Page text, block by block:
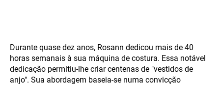
Durante quase dez anos, Rosann dedicou mais de 40
horas semanais à sua máquina de costura. Essa notável
dedicação permitiu-lhe criar centenas de "vestidos de
anjo". Sua abordagem baseia-se numa convicção